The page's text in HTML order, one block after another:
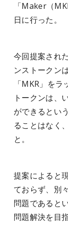
「Maker（
日に行った。
今回提案され
ンストークン
「MKR」を
トークンは、
ができるとい
ることはなく
と。
提案によると
ておらず、別
問題であると
問題解決を目